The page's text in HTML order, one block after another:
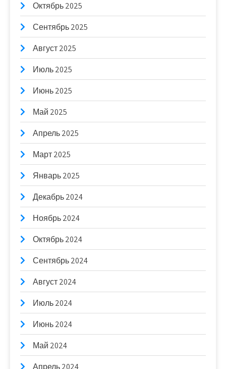
Октябрь 2025
Сентябрь 2025
Август 2025
Июль 2025
Июнь 2025
Май 2025
Апрель 2025
Март 2025
Январь 2025
Декабрь 2024
Ноябрь 2024
Октябрь 2024
Сентябрь 2024
Август 2024
Июль 2024
Июнь 2024
Май 2024
Апрель 2024